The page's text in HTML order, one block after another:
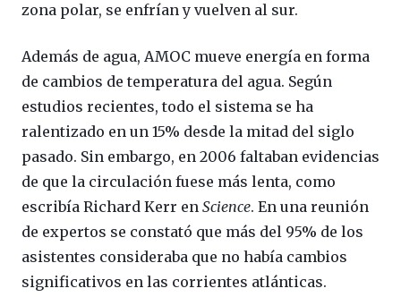
zona polar, se enfrían y vuelven al sur.
Además de agua, AMOC mueve energía en forma
de cambios de temperatura del agua. Según
estudios recientes, todo el sistema se ha
ralentizado en un 15% desde la mitad del siglo
pasado. Sin embargo, en 2006 faltaban evidencias
de que la circulación fuese más lenta, como
escribía Richard Kerr en Science. En una reunión
de expertos se constató que más del 95% de los
asistentes consideraba que no había cambios
significativos en las corrientes atlánticas.